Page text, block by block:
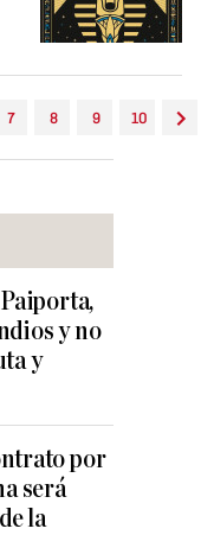
7 8 9 10
y no
y
por
será
la